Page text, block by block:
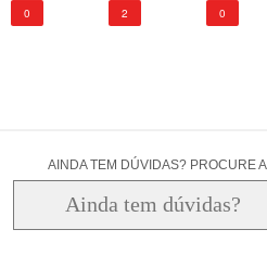
0 2 0
AINDA TEM DÚVIDAS? PROCURE